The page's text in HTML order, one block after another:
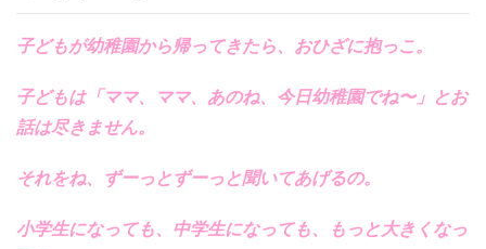
子どもが幼稚園から帰ってきたら、おひざに抱っこ。
子どもは「ママ、ママ、あのね、今日幼稚園でね〜」とお
話は尽きません。
それをね、ずーっとずーっと聞いてあげるの。
小学生になっても、中学生になっても、もっと大きくなっ